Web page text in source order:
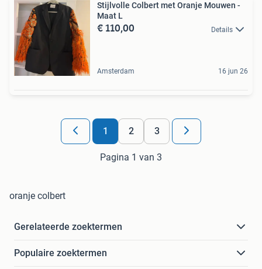
Stijlvolle Colbert met Oranje Mouwen -
Maat L
€ 110,00 Details
Amsterdam 16 jun 26
1 2 3
Pagina 1 van 3
oranje colbert
Gerelateerde zoektermen
Populaire zoektermen